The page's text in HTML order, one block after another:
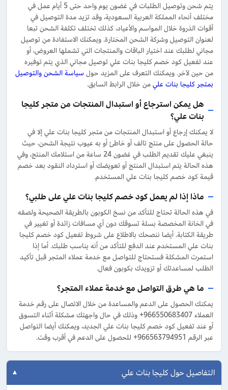
يتم شحن وتوصيل الطلبات في غضون يوم واحد حتى 5 أيام عمل في
مختلف أنحاء المملكة العربية السعودية، وقد تزيد مدة التوصيل في
أقوات الذروة خلال المواسم والأعياد، كذلك تختلف تكلفة الشحن تبعا
لعنوان التوصيل وشركة الشحن المختارة. ويمكنك الاستفادة من توصيل
مجاني لطلبك عند اختيار الباقات والمنتجات التي تشملها العروض، أو
عند تفعيل كود خصم كليجا بنات علي توصيل مجاني الذي يتم توفيره
من حين لآخر. ويمكنك التعرف على المزيد حول سياسة الشحن والتوصيل
بمتجر كليجا بنات عليمن خلال الرابط السابق.
هل يمكن استرجاع أو استبدال المنتجات من متجر كليجا
بنات علي؟
لا يمكنك إرجاع أو استبدال المنتجات من متجر كليجا بنات علي إلا في
حالة الحصول على منتج تالف أو خاطئ أو به عيوب نتيجة الشحن، حيث
ينبغي عليك تقديم الطلب في غضون 24 ساعة من استلامك المنتج، وفي
هذه الحالة يتم استبدال المنتج أو تعويضك أو استرداد النقود بعد خصم
قيمة كود خصم كليجا بنات علي المستخدم.
ماذا إذا لم يعمل كود خصم كليجا بنات علي على طلبي؟
في هذه الحالة تحتاج للتأكد من نسخ الكوبون بالطريقة الصحيحة ولصقه
في الخانة المخصصة بسلة تسوقك دون أي مسافات زائدة أو تغيير في
طريقة الكتابة. أيضا ننصحك بالاطلاع على شروط تفعيل كود خصم كليجا
بنات علي المستخدم عند الدفع للتأكد من أنه يناسب طلبك. أما إذا
استمرت المشكلة فستحتاج للتواصل مع خدمة عملاء المتجر قبل تأكيد
الطلب لمساعدتك أو تزويدك بكوبون فعال.
ما هي طرق التواصل مع خدمة عملاء المتجر؟
يمكنك الحصول على الدعم والمساعدة من خلال الاتصال على رقم خدمة
العملاء 966550683407+ وذلك في حال واجهتك مشكلة أثناء التسوق
أو عند تفعيل كود خصم كليجا بنات علي الجديد، ويمكنك أيضا التواصل
عبر الرقم 966563794951+ للحصول على الدعم في أقرب وقت.
التفاصيل حول كليجا بنات علي